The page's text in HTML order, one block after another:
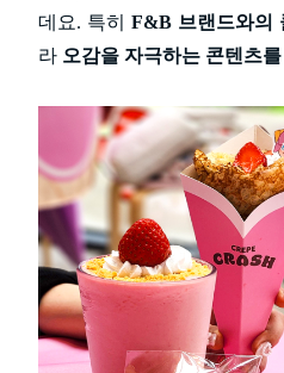
데요. 특히 F&B 브랜드와의
라 오감을 자극하는 콘텐츠